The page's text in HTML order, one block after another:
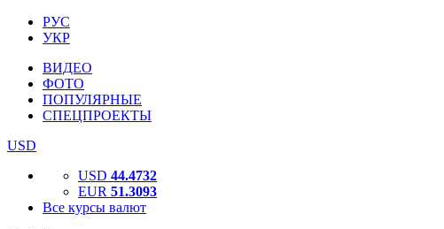
РУС
УКР
ВИДЕО
ФОТО
ПОПУЛЯРНЫЕ
СПЕЦПРОЕКТЫ
USD
USD 44.4732
EUR 51.3093
Все курсы валют